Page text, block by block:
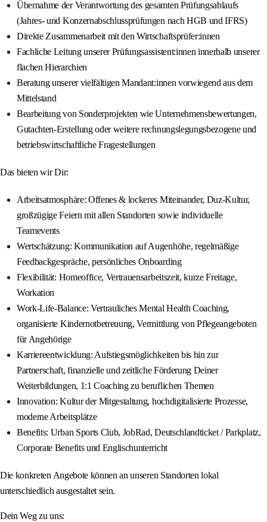
Übernahme der Verantwortung des gesamten Prüfungsablaufs
(Jahres- und Konzernabschlussprüfungen nach HGB und IFRS)
Direkte Zusammenarbeit mit den Wirtschaftsprüfer:innen
Fachliche Leitung unserer Prüfungsassistent:innen innerhalb unserer
flachen Hierarchien
Beratung unserer vielfältigen Mandant:innen vorwiegend aus dem
Mittelstand
Bearbeitung von Sonderprojekten wie Unternehmensbewertungen,
Gutachten-Erstellung oder weitere rechnungslegungsbezogene und
betriebswirtschaftliche Fragestellungen
Das bieten wir Dir:
Arbeitsatmosphäre: Offenes & lockeres Miteinander, Duz-Kultur,
großzügige Feiern mit allen Standorten sowie individuelle
Teamevents
Wertschätzung: Kommunikation auf Augenhöhe, regelmäßige
Feedbackgespräche, persönliches Onboarding
Flexibilität: Homeoffice, Vertrauensarbeitszeit, kurze Freitage,
Workation
Work-Life-Balance: Vertrauliches Mental Health Coaching,
organisierte Kindernotbetreuung, Vermittlung von Pflegeangeboten
für Angehörige
Karriereentwicklung: Aufstiegsmöglichkeiten bis hin zur
Partnerschaft, finanzielle und zeitliche Förderung Deiner
Weiterbildungen, 1:1 Coaching zu beruflichen Themen
Innovation: Kultur der Mitgestaltung, hochdigitalisierte Prozesse,
moderne Arbeitsplätze
Benefits: Urban Sports Club, JobRad, Deutschlandticket / Parkplatz,
Corporate Benefits und Englischunterricht
Die konkreten Angebote können an unseren Standorten lokal
unterschiedlich ausgestaltet sein.
Dein Weg zu uns: